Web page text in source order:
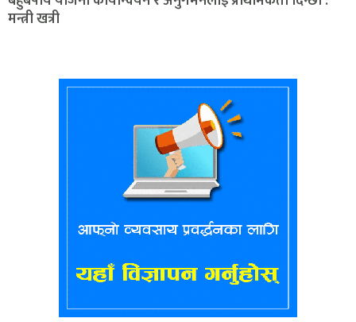
मन्त्री खत्री